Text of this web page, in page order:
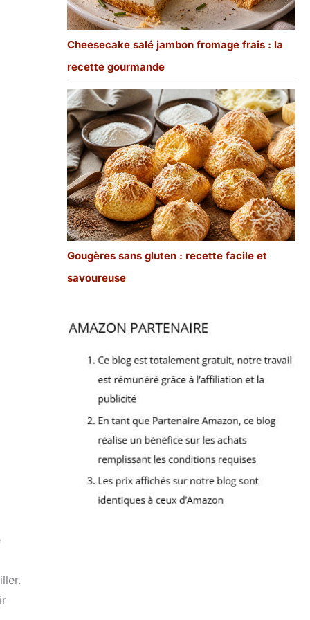
Cheesecake salé jambon fromage frais : la
recette gourmande
Gougères sans gluten : recette facile et
savoureuse